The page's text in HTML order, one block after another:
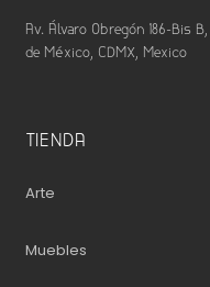
Av. Álvaro Obregón 186-Bis
de México, CDMX, Mexico
TIENDA
Arte
Muebles